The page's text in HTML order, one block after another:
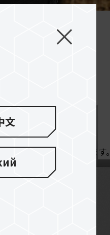
ウム合金製で、
性を兼ね備えております。
文